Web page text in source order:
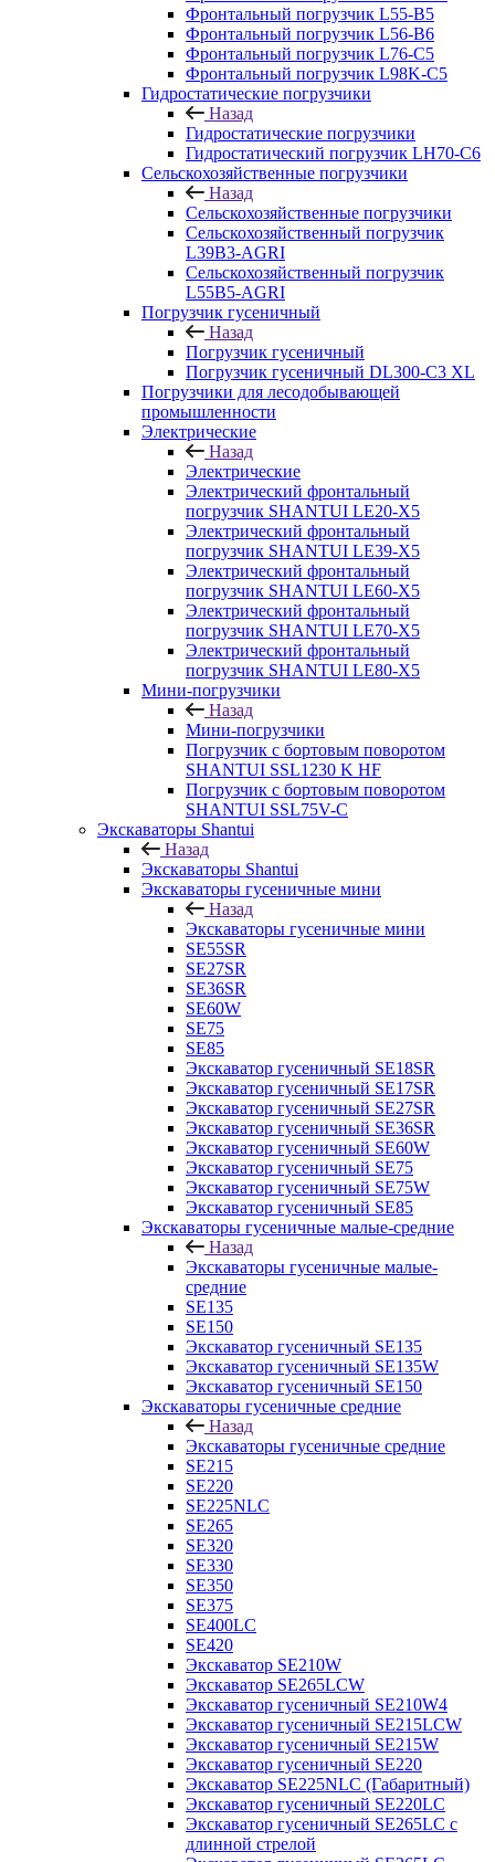
Фронтальный погрузчик L55-B5
Фронтальный погрузчик L56-B6
Фронтальный погрузчик L76-С5
Фронтальный погрузчик L98K-C5
Гидростатические погрузчики
Назад
Гидростатические погрузчики
Гидростатический погрузчик LH70-C6
Сельскохозяйственные погрузчики
Назад
Сельскохозяйственные погрузчики
Сельскохозяйственный погрузчик
L39B3-AGRI
Сельскохозяйственный погрузчик
L55B5-AGRI
Погрузчик гусеничный
Назад
Погрузчик гусеничный
Погрузчик гусеничный DL300-C3 XL
Погрузчики для лесодобывающей
промышленности
Электрические
Назад
Электрические
Электрический фронтальный
погрузчик SHANTUI LE20-X5
Электрический фронтальный
погрузчик SHANTUI LE39-X5
Электрический фронтальный
погрузчик SHANTUI LE60-X5
Электрический фронтальный
погрузчик SHANTUI LE70-X5
Электрический фронтальный
погрузчик SHANTUI LE80-X5
Мини-погрузчики
Назад
Мини-погрузчики
Погрузчик с бортовым поворотом
SHANTUI SSL1230 K HF
Погрузчик с бортовым поворотом
SHANTUI SSL75V-C
Экскаваторы Shantui
Назад
Экскаваторы Shantui
Экскаваторы гусеничные мини
Назад
Экскаваторы гусеничные мини
SE55SR
SE27SR
SE36SR
SE60W
SE75
SE85
Экскаватор гусеничный SE18SR
Экскаватор гусеничный SE17SR
Экскаватор гусеничный SE27SR
Экскаватор гусеничный SE36SR
Экскаватор гусеничный SE60W
Экскаватор гусеничный SE75
Экскаватор гусеничный SE75W
Экскаватор гусеничный SE85
Экскаваторы гусеничные малые-средние
Назад
Экскаваторы гусеничные малые-
средние
SE135
SE150
Экскаватор гусеничный SE135
Экскаватор гусеничный SE135W
Экскаватор гусеничный SE150
Экскаваторы гусеничные средние
Назад
Экскаваторы гусеничные средние
SE215
SE220
SE225NLC
SE265
SE320
SE330
SE350
SE375
SE400LC
SE420
Экскаватор SE210W
Экскаватор SE265LCW
Экскаватор гусеничный SE210W4
Экскаватор гусеничный SE215LCW
Экскаватор гусеничный SE215W
Экскаватор гусеничный SE220
Экскаватор SE225NLC (Габаритный)
Экскаватор гусеничный SE220LC
Экскаватор гусеничный SE265LC с
длинной стрелой